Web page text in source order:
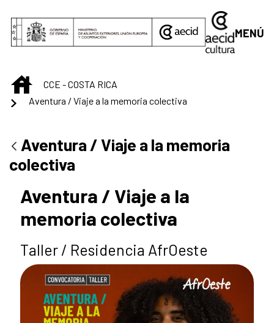
MENÚ
INICIO
CCE - COSTA RICA
Aventura / Viaje a la memoria colectiva
Aventura / Viaje a la memoria
colectiva
Aventura / Viaje a la
memoria colectiva
Taller / Residencia AfrOeste